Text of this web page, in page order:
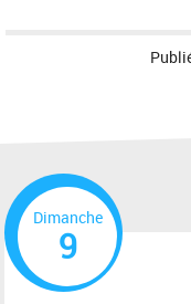
Dimanche
9